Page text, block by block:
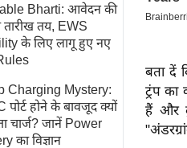
Bharti: आवेदन की
तय, EWS
के लिए लागू हुए नए
Charging Mystery:
पोर्ट होने के बावजूद क्यों
चार्ज? जानें Power
का विज्ञान
बता दें
ट्रंप
हैं और